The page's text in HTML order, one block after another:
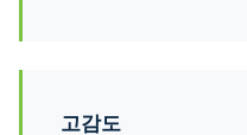
고감도